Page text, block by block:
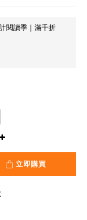
閱讀季｜滿千折
立即購買